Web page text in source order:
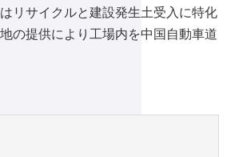
リサイクルと建設発生土受入に特化
の提供により工場内を中国自動車道